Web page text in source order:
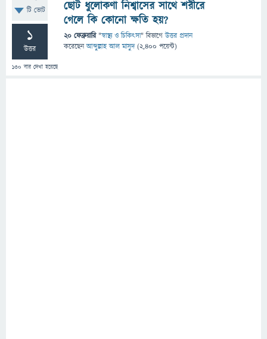
টি ভোট
1
উত্তর
130 বার দেখা হয়েছে
ছোট ধুলোকণা নিশ্বাসের সাথে শরীরে
গেলে কি কোনো ক্ষতি হয়?
20 ফেব্রুয়ারি "স্বাস্থ্য ও চিকিৎসা" বিভাগে উত্তর প্রদান
করেছেনআব্দুল্লাহ আল মাসুদ (2,400 পয়েন্ট)